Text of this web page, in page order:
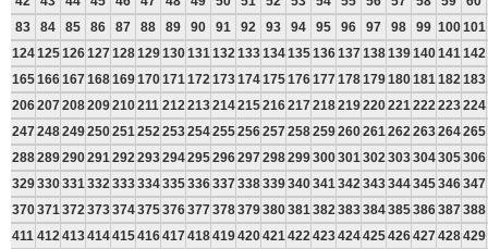
83
84 85 86 87 88 89 90 91 92 93 94 95 96 97 98 99 100101
124125126127128129130131 132 133134135136137138139140141 142
165166167168169170171 172 173174175176177178179180181 182 183
206207208209210211 212 213214215216217218219220221 222 223224
247248249250251 252 253254255256257258259260261 262 263264265
288289290291 292 293294295296297298299300301 302 303304305306
329330331 332 333334335336337338339340341 342 343344345346347
370371 372 373374375376377378379380381 382 383384385386387388
411 412 413414415416417418419420421 422 423424425426427428429